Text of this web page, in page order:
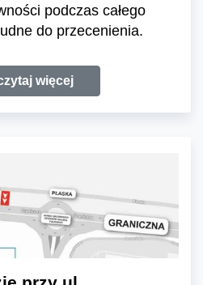
podczas całego
do przecenienia.
więcej